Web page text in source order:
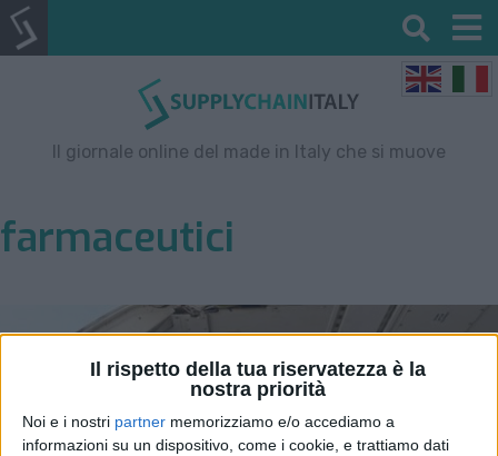
Il rispetto della tua riservatezza è la
nostra priorità
Noi e i nostri partner memorizziamo e/o accediamo a
informazioni su un dispositivo, come i cookie, e trattiamo dati
Il giornale online del made in Italy che si muove
farmaceutici